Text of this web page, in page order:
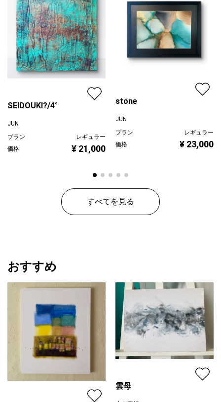
配送目安
二週間以内
※金具・吊り紐は装着済みなので即飾ることができます。
裏面サインあり。
作品証明書も別途付属致します。
モニター環境により実物と若干色が異なる場合があります。
くださいませ。
SEIDOUKI?/4°
JUN
プラン
レギュラー
価格
¥ 21,000
stone
JUN
プラン
レギュラー
価格
¥ 23,000
すべてを見る
おすすめ
雲母